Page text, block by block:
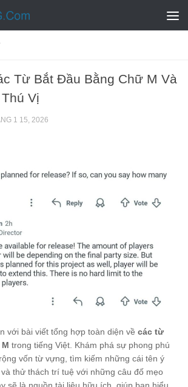
Từ Bắt Đầu Bằng Chữ M Và
Vị
1 15, 2026
với bài viết tổng hợp toàn diện về các từ
trong tiếng Việt. Khám phá sự phong phú
vốn từ vựng, tìm kiếm những cái tên ý
thử thách trí tuệ với những câu đố mẹo